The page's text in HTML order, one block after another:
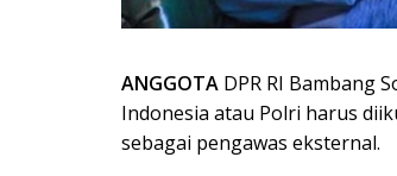
ANGGOTA DPR RI Bambang
Indonesia atau Polri harus
sebagai pengawas eksternal.